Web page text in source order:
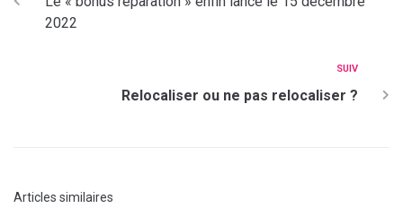
2022
SUIV
Relocaliser ou ne pas relocaliser ?
Articles similaires